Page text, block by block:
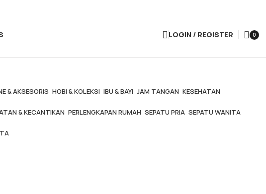
LOGIN / REGISTER
0
& AKSESORIS HOBI & KOLEKSI IBU & BAYI JAM TANGAN KESEHATAN
& KECANTIKAN PERLENGKAPAN RUMAH SEPATU PRIA SEPATU WANITA